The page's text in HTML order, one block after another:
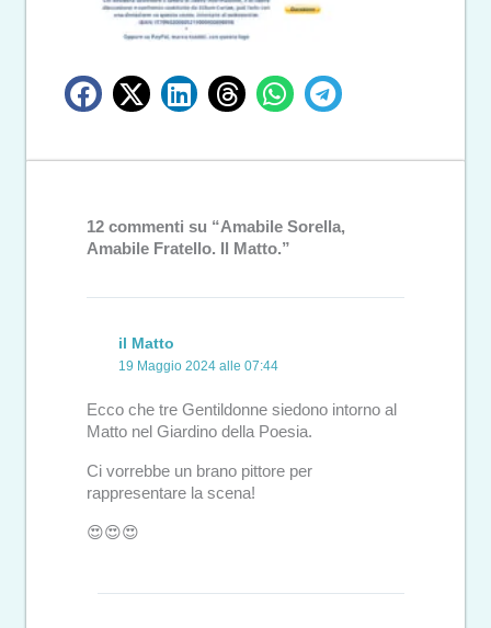
12 commenti su “Amabile Sorella,
Amabile Fratello. Il Matto.”
il Matto
19 Maggio 2024 alle 07:44
Ecco che tre Gentildonne siedono intorno al
Matto nel Giardino della Poesia.
Ci vorrebbe un brano pittore per
rappresentare la scena!
😍😍😍